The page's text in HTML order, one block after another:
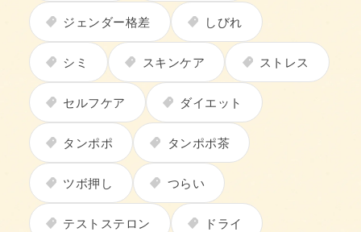
ジェンダー格差 しびれ
シミ スキンケア ストレス
セルフケア ダイエット
タンポポ タンポポ茶
ツボ押し つらい
テストステロン ドライ